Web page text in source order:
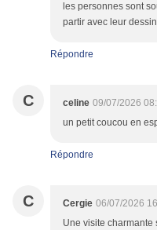
les personnes sont
partir avec leur
Répondre
C celine 09/07/2026
un petit coucou en
Répondre
C Cergie 06/07/2026
Une visite